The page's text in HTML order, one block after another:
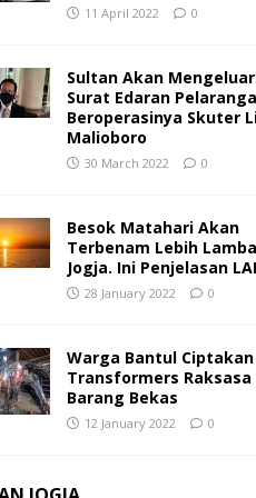
11 April 2022 0
Sultan Akan
Surat Edaran
Beroperasinya Skuter
Malioboro
30 March 2022 0
Besok Matahari Akan
Terbenam Lebih
Jogja. Ini Penjelasan
28 January 2022 0
Warga Bantul
Transformers Raksasa
Barang Bekas
12 January 2022 0